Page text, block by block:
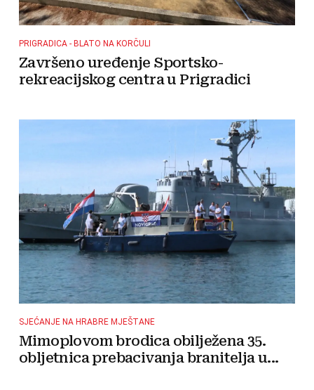
PRIGRADICA - BLATO NA KORČULI
Završeno uređenje Sportsko-
rekreacijskog centra u Prigradici
SJEĆANJE NA HRABRE MJEŠTANE
Mimoplovom brodica obilježena 35.
obljetnica prebacivanja branitelja u...